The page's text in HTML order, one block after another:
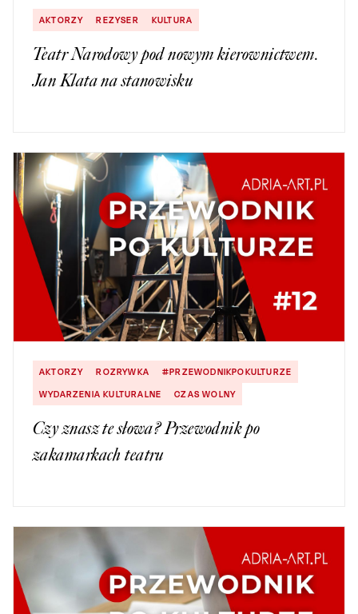
AKTORZY REZYSER KULTURA
Teatr Narodowy pod nowym kierownictwem.
Jan Klata na stanowisku
AKTORZY ROZRYWKA
#PRZEWODNIKPOKULTURZE
WYDARZENIA KULTURALNE
CZAS WOLNY
Czy znasz te słowa? Przewodnik po
zakamarkach teatru